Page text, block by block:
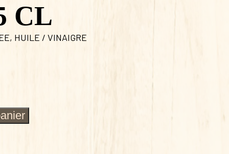
CL
, HUILE / VINAIGRE